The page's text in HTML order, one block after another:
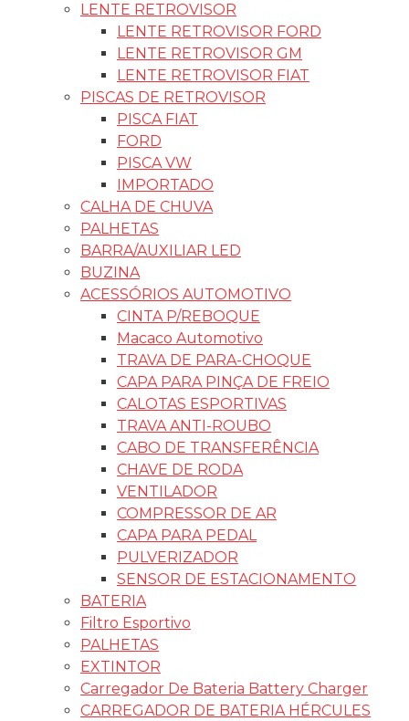
LENTE RETROVISOR
LENTE RETROVISOR FORD
LENTE RETROVISOR GM
LENTE RETROVISOR FIAT
PISCAS DE RETROVISOR
PISCA FIAT
FORD
PISCA VW
IMPORTADO
CALHA DE CHUVA
PALHETAS
BARRA/AUXILIAR LED
BUZINA
ACESSÓRIOS AUTOMOTIVO
CINTA P/REBOQUE
Macaco Automotivo
TRAVA DE PARA-CHOQUE
CAPA PARA PINÇA DE FREIO
CALOTAS ESPORTIVAS
TRAVA ANTI-ROUBO
CABO DE TRANSFERÊNCIA
CHAVE DE RODA
VENTILADOR
COMPRESSOR DE AR
CAPA PARA PEDAL
PULVERIZADOR
SENSOR DE ESTACIONAMENTO
BATERIA
Filtro Esportivo
PALHETAS
EXTINTOR
Carregador De Bateria Battery Charger
CARREGADOR DE BATERIA HÉRCULES